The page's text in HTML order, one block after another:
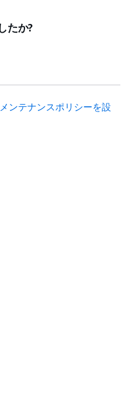
たか?
ンテナンスポリシーを設